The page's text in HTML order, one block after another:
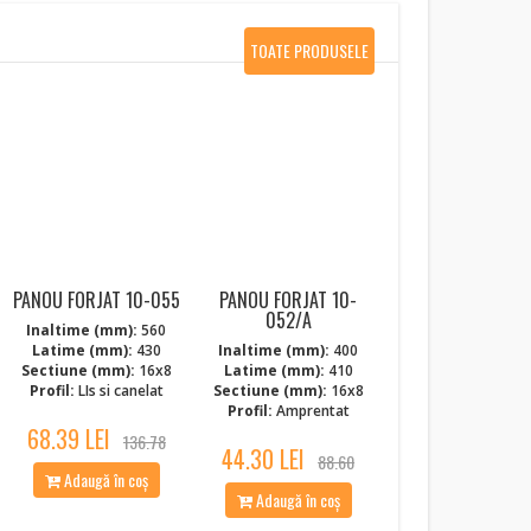
PANOU FORJAT 10-055
Inaltime (mm): 560
Latime (mm): 430
Sectiune (mm): 16x8
Profil: LIs si canelat
68.39 LEI 136.78
Adaugă în coș
PANOU FORJAT 10-
052/A
Inaltime (mm): 400
Latime (mm): 410
Sectiune (mm): 16x8
Profil: Amprentat
44.30 LEI 88.60
Adaugă în coș
TOATE PRODUSELE